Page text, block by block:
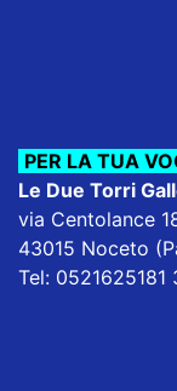
PER LA TUA
Le Due Torri
via Centolance
43015 Noceto
Tel: 0521625181